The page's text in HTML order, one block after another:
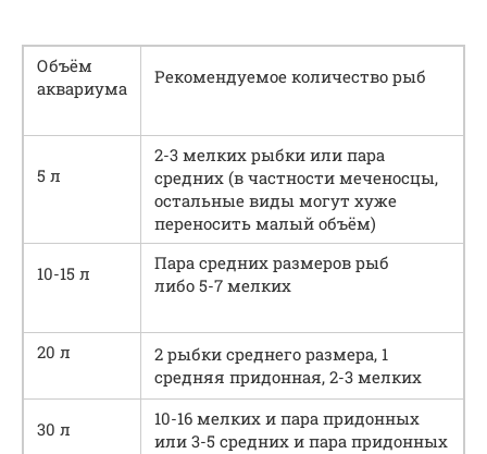
Объём
аквариума
Рекомендуемое количество рыб
5 л
2-3 мелких рыбки или пара
средних (в частности меченосцы,
остальные виды могут хуже
переносить малый объём)
10-15 л
Пара средних размеров рыб
либо 5-7 мелких
20 л
2 рыбки среднего размера, 1
средняя придонная, 2-3 мелких
30 л
10-16 мелких и пара придонных
или 3-5 средних и пара придонных